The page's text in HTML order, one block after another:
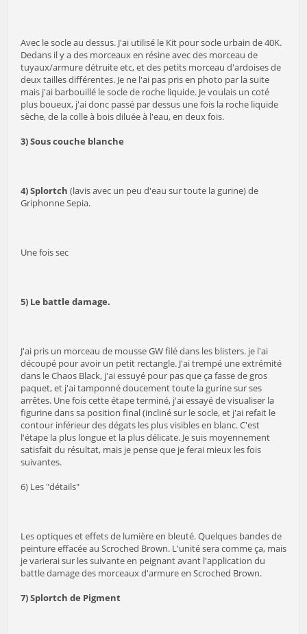
Avec le socle au dessus. J'ai utilisé le Kit pour socle urbain de 40K.
Dedans il y a des morceaux en résine avec des morceau de
tuyaux/armure détruite etc, et des petits morceau d'ardoises de
deux tailles différentes. Je ne l'ai pas pris en photo par la suite
mais j'ai barbouillé le socle de roche liquide. Je voulais un coté
plus boueux, j'ai donc passé par dessus une fois la roche liquide
sèche, de la colle à bois diluée à l'eau, en deux fois.
3) Sous couche blanche
4) Splortch (lavis avec un peu d'eau sur toute la gurine) de
Griphonne Sepia.
Une fois sec
5) Le battle damage.
J'ai pris un morceau de mousse GW filé dans les blisters. je l'ai
découpé pour avoir un petit rectangle. J'ai trempé une extrémité
dans le Chaos Black, j'ai essuyé pour pas que ça fasse de gros
paquet, et j'ai tamponné doucement toute la gurine sur ses
arrêtes. Une fois cette étape terminé, j'ai essayé de visualiser la
figurine dans sa position final (incliné sur le socle, et j'ai refait le
contour inférieur des dégats les plus visibles en blanc. C'est
l'étape la plus longue et la plus délicate. Je suis moyennement
satisfait du résultat, mais je pense que je ferai mieux les fois
suivantes.
6) Les "détails"
Les optiques et effets de lumière en bleuté. Quelques bandes de
peinture effacée au Scroched Brown. L'unité sera comme ça, mais
je varierai sur les suivante en peignant avant l'application du
battle damage des morceaux d'armure en Scroched Brown.
7) Splortch de Pigment